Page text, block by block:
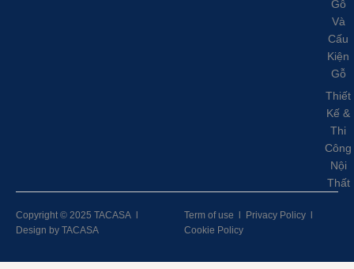
Gỗ
Và
Cấu
Kiện
Gỗ
Thiết
Kế &
Thi
Công
Nội
Thất
Copyright © 2025 TACASA
Design by TACASA
Term of use Privacy Policy
Cookie Policy